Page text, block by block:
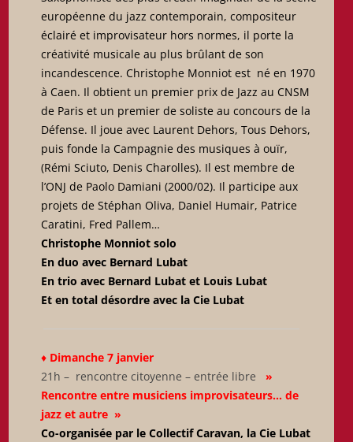
européenne du jazz contemporain, compositeur
éclairé et improvisateur hors normes, il porte la
créativité musicale au plus brûlant de son
incandescence. Christophe Monniot est né en 1970
à Caen. Il obtient un premier prix de Jazz au CNSM
de Paris et un premier de soliste au concours de la
Défense. Il joue avec Laurent Dehors, Tous Dehors,
puis fonde la Campagnie des musiques à ouïr,
(Rémi Sciuto, Denis Charolles). Il est membre de
l’ONJ de Paolo Damiani (2000/02). Il participe aux
projets de Stéphan Oliva, Daniel Humair, Patrice
Caratini, Fred Pallem…
Christophe Monniot solo
En duo avec Bernard Lubat
En trio avec Bernard Lubat et Louis Lubat
Et en total désordre avec la Cie Lubat
♦ Dimanche 7 janvier
21h – rencontre citoyenne – entrée libre
»
Rencontre entre musiciens improvisateurs… de
jazz et autre »
Co-organisée par le Collectif Caravan, la Cie Lubat